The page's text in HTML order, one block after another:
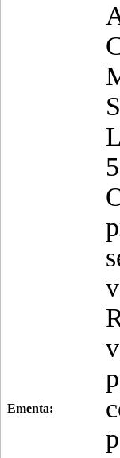
Ementa: